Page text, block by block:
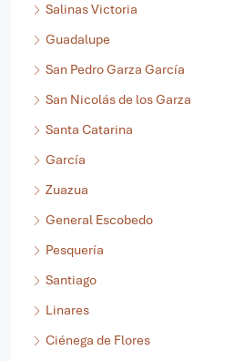
Salinas Victoria
Guadalupe
San Pedro Garza García
San Nicolás de los Garza
Santa Catarina
García
Zuazua
General Escobedo
Pesquería
Santiago
Linares
Ciénega de Flores